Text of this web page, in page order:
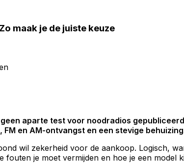
maak je de juiste keuze
aparte test voor noodradios
en AM-ontvangst en een stevige
wil zekerheid voor de aankoop. Logisch,
je moet vermijden en hoe je een model